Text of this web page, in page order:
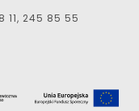
245 85 55